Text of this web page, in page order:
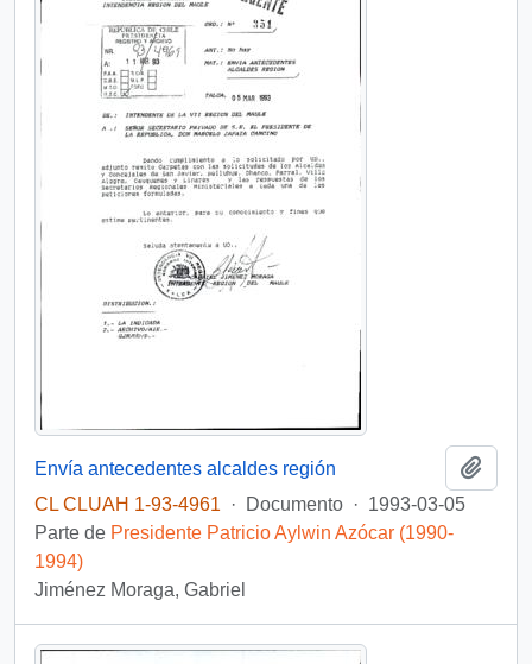
Envía antecedentes alcaldes región
CL CLUAH 1-93-4961
· Documento · 1993-03-05
Parte de Presidente Patricio Aylwin Azócar (1990-
1994)
Jiménez Moraga, Gabriel